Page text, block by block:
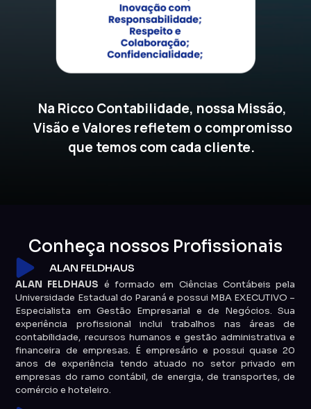
Na Ricco Contabilidade, nossa Missão,
Visão e Valores refletem o compromisso
que temos com cada cliente.
Conheça nossos Profissionais
ALAN FELDHAUS
ALAN FELDHAUS é formado em Ciências Contábeis pela
Universidade Estadual do Paraná e possui MBA EXECUTIVO –
Especialista em Gestão Empresarial e de Negócios. Sua
experiência profissional inclui trabalhos nas áreas de
contabilidade, recursos humanos e gestão administrativa e
financeira de empresas. É empresário e possui quase 20
anos de experiência tendo atuado no setor privado em
empresas do ramo contábil, de energia, de transportes, de
comércio e hoteleiro.